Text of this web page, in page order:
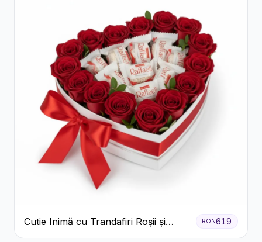
Cutie Inimă cu Trandafiri Roșii și
Bomboane Raffaello
RON619